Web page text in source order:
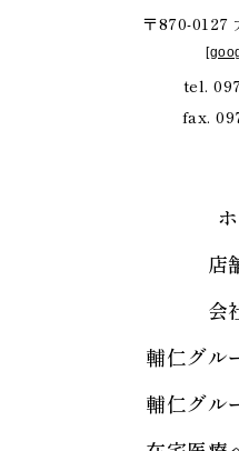
〒870-0127
[
tel.
fax.
店
会
輔仁グル
輔仁グル